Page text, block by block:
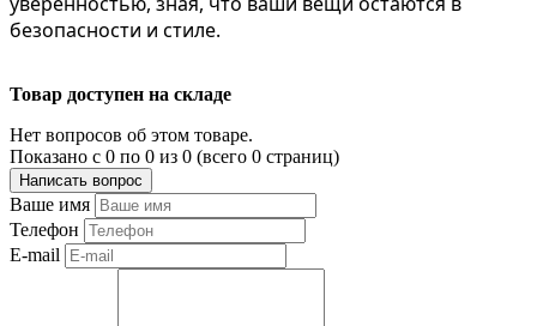
безопасности и стиле.
Товар доступен на складе
Нет вопросов об этом товаре.
Показано с 0 по 0 из 0 (всего 0 страниц)
Написать вопрос
Ваше имя
Телефон
E-mail